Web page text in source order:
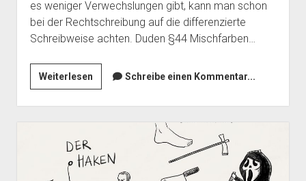
es weniger Verwechslungen gibt, kann man schon
bei der Rechtschreibung auf die differenzierte
Schreibweise achten. Duden §44 Mischfarben…
WeiterlesenBlau-
schwarz-
weiß-
Schreibe einen Kommentar...